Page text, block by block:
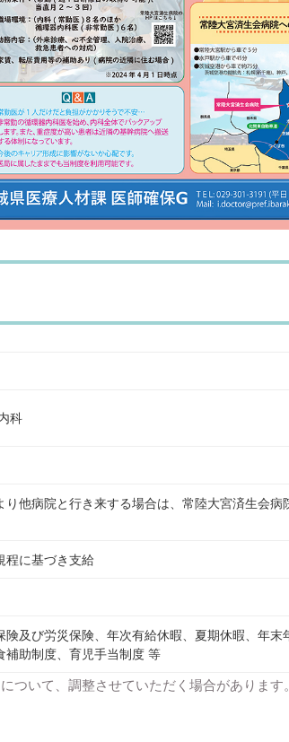
科
り他病院と行き来する場合は、常陸大宮済生会
程に基づき支給
険及び労災保険、年次有給休暇、夏期休暇、年
補助制度、育児手当制度 等
ついて、調整させていただく場合があります。